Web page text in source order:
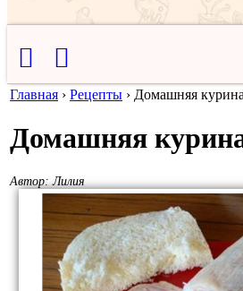
Главная › Рецепты › Домашняя
Домашняя
Автор:Лилия